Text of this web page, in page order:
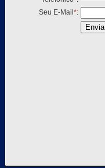
Seu E-Mail *: